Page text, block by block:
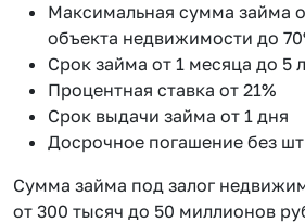
Максимальная сумма займа
объекта недвижимости до
Срок займа от 1 месяца до 5
Процентная ставка от 21%
Срок выдачи займа от 1 дня
Досрочное погашение без
Сумма займа под залог
от 300 тысяч до 50 миллионов